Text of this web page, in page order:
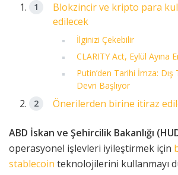
Blokzincir ve kripto para
edilecek
İlginizi Çekebilir
CLARITY Act, Eylül Ayına
Putin’den Tarihi İmza:
Devri Başlıyor
Önerilerden birine itiraz
ABD İskan ve Şehircilik Bakanlığı
operasyonel işlevleri iyileştirmek için
stablecoin teknolojilerini kullanmayı